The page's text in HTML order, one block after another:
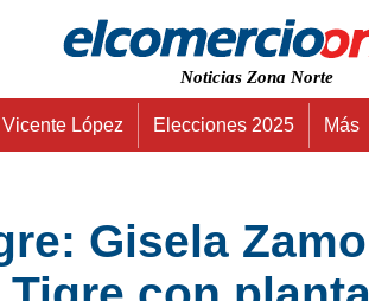
Noticias Zona Norte
Vicente López Elecciones 2025 Más
Gisela